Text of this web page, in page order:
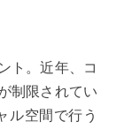
ト。近年、コ
制限されてい
ル空間で行う